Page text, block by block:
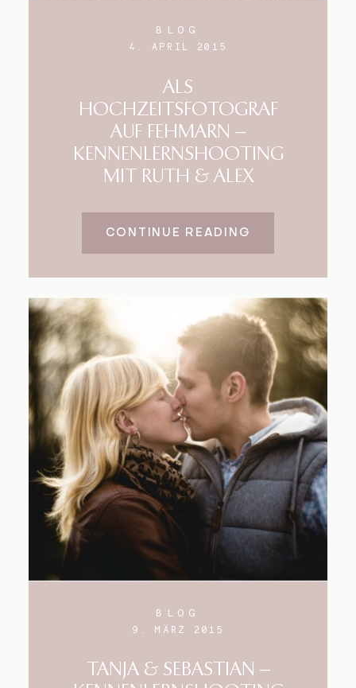
BLOG
4. APRIL 2015
ALS
HOCHZEITSFOTOGRAF
AUF FEHMARN –
KENNENLERNSHOOTING
MIT RUTH & ALEX
CONTINUE READING
BLOG
9. MÄRZ 2015
TANJA & SEBASTIAN –